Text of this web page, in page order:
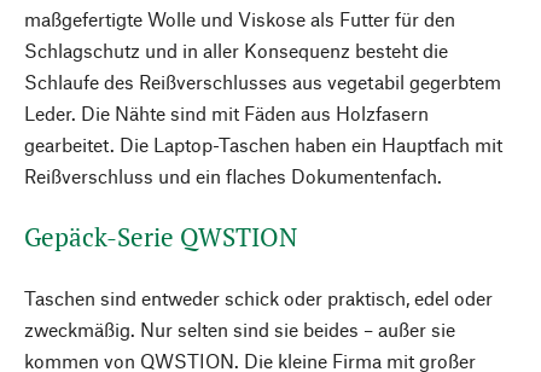
maßgefertigte Wolle und Viskose als Futter für den
Schlagschutz und in aller Konsequenz besteht die
Schlaufe des Reißverschlusses aus vegetabil gegerbtem
Leder. Die Nähte sind mit Fäden aus Holzfasern
gearbeitet. Die Laptop-Taschen haben ein Hauptfach mit
Reißverschluss und ein flaches Dokumentenfach.
Gepäck-Serie QWSTION
Taschen sind entweder schick oder praktisch, edel oder
zweckmäßig. Nur selten sind sie beides – außer sie
kommen von QWSTION. Die kleine Firma mit großer